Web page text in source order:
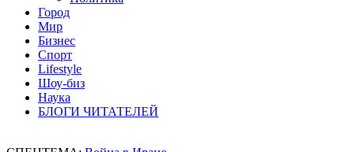
Город
Мир
Бизнес
Спорт
Lifestyle
Шоу-биз
Наука
БЛОГИ ЧИТАТЕЛЕЙ